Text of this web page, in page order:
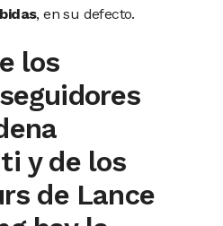
, en su defecto.
los
y de los
de Lance